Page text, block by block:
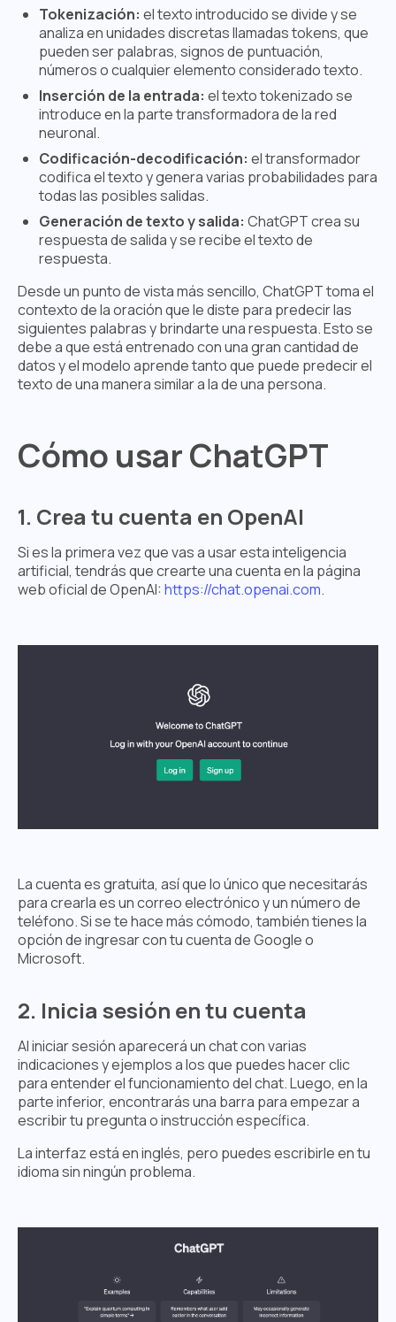
Tokenización: el texto introducido se divide y se
analiza en unidades discretas llamadas tokens, que
pueden ser palabras, signos de puntuación,
números o cualquier elemento considerado texto.
Inserción de la entrada: el texto tokenizado se
introduce en la parte transformadora de la red
neuronal.
Codificación-decodificación: el transformador
codifica el texto y genera varias probabilidades para
todas las posibles salidas.
Generación de texto y salida: ChatGPT crea su
respuesta de salida y se recibe el texto de
respuesta.
Desde un punto de vista más sencillo, ChatGPT toma el
contexto de la oración que le diste para predecir las
siguientes palabras y brindarte una respuesta. Esto se
debe a que está entrenado con una gran cantidad de
datos y el modelo aprende tanto que puede predecir el
texto de una manera similar a la de una persona.
Cómo usar ChatGPT
1. Crea tu cuenta en OpenAI
Si es la primera vez que vas a usar esta inteligencia
artificial, tendrás que crearte una cuenta en la página
web oficial de OpenAI:https://chat.openai.com.
La cuenta es gratuita, así que lo único que necesitarás
para crearla es un correo electrónico y un número de
teléfono. Si se te hace más cómodo, también tienes la
opción de ingresar con tu cuenta de Google o
Microsoft.
2. Inicia sesión en tu cuenta
Al iniciar sesión aparecerá un chat con varias
indicaciones y ejemplos a los que puedes hacer clic
para entender el funcionamiento del chat. Luego, en la
parte inferior, encontrarás una barra para empezar a
escribir tu pregunta o instrucción específica.
La interfaz está en inglés, pero puedes escribirle en tu
idioma sin ningún problema.